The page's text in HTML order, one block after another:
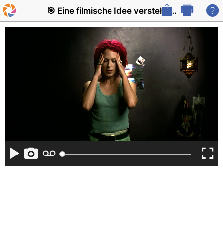
🎯 Eine filmische Idee verstehen und